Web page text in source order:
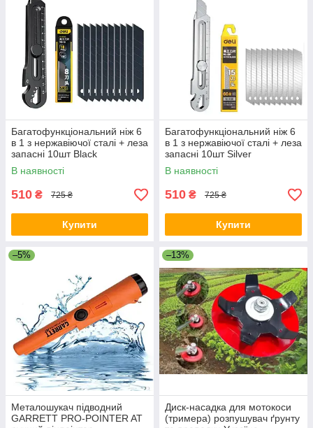
Багатофункціональний ніж 6
в 1 з нержавіючої сталі + леза
запасні 10шт Black
В наявності
510 ₴ 725 ₴
Купити
Багатофункціональний ніж 6
в 1 з нержавіючої сталі + леза
запасні 10шт Silver
В наявності
510 ₴ 725 ₴
Купити
–5%
Металошукач підводний
GARRETT PRO-POINTER AT
–13%
Диск-насадка для мотокоси
(тримера) розпушувач ґрунту